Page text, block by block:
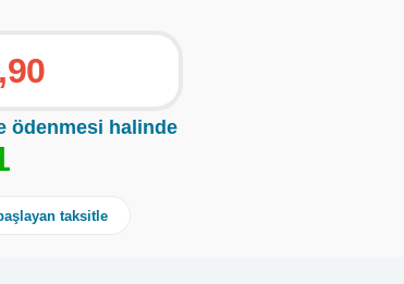
ödenmesi halinde
taksitle